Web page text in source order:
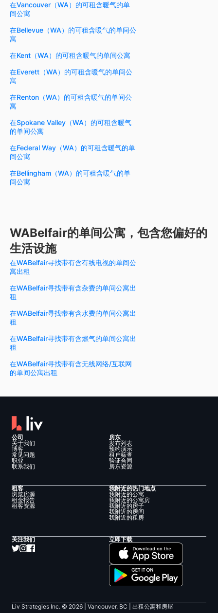
在Vancouver（WA）的可租含暖气的单
间公寓
在Bellevue（WA）的可租含暖气的单间公
寓
在Kent（WA）的可租含暖气的单间公寓
在Everett（WA）的可租含暖气的单间公
寓
在Renton（WA）的可租含暖气的单间公
寓
在Spokane Valley（WA）的可租含暖气
的单间公寓
在Federal Way（WA）的可租含暖气的单
间公寓
在Bellingham（WA）的可租含暖气的单
间公寓
WABelfair的单间公寓，包含您偏好的
生活设施
在WABelfair寻找带有含有线电视的单间公
寓出租
在WABelfair寻找带有含杂费的单间公寓出
租
在WABelfair寻找带有含水费的单间公寓出
租
在WABelfair寻找带有含燃气的单间公寓出
租
在WABelfair寻找带有含无线网络/互联网
的单间公寓出租
公司
关于我们
博客
常见问题
职业
联系我们
房东
发布列表
预约演示
租户筛查
验证合同
房东资源
租客
浏览房源
租金报告
租客资源
我附近的热门地点
我附近的公寓
我附近的公寓房
我附近的房子
我附近的房间
我附近的租房
关注我们 立即下载
Liv Strategies Inc. © 2026 | Vancouver, BC |
出租公寓和房屋